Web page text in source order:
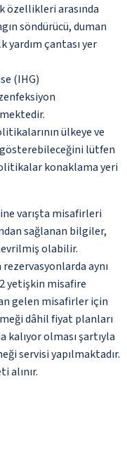
özellikleri arasında
söndürücü, duman
çantası yer
(IHG)
ülkeye ve
lütfen
konaklama yeri
varışta misafirleri
sağlanan bilgiler,
olabilir.
aynı
yetişkin misafire
gelen misafirler için
dâhil fiyat planları
kalıyor olması şartıyla
servisi yapılmaktadır.
alınır.